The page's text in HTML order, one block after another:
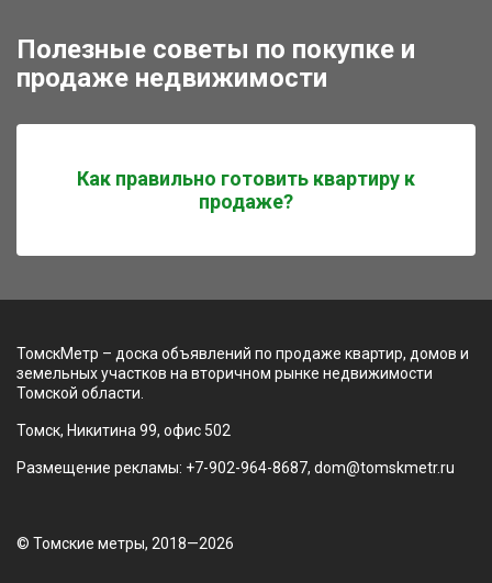
Полезные советы по покупке и
продаже недвижимости
Как правильно готовить квартиру к
продаже?
ТомскМетр – доска объявлений по продаже квартир, домов и
земельных участков на вторичном рынке недвижимости
Томской области.
Томск, Никитина 99, офис 502
Размещение рекламы: +7-902-964-8687, dom@tomskmetr.ru
© Томские метры, 2018—2026